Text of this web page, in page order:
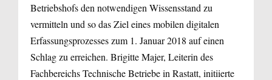
Betriebshofs den notwendigen Wissensstand zu
vermitteln und so das Ziel eines mobilen digitalen
Erfassungsprozesses zum 1. Januar 2018 auf einen
Schlag zu erreichen. Brigitte Majer, Leiterin des
Fachbereichs Technische Betriebe in Rastatt, initiierte